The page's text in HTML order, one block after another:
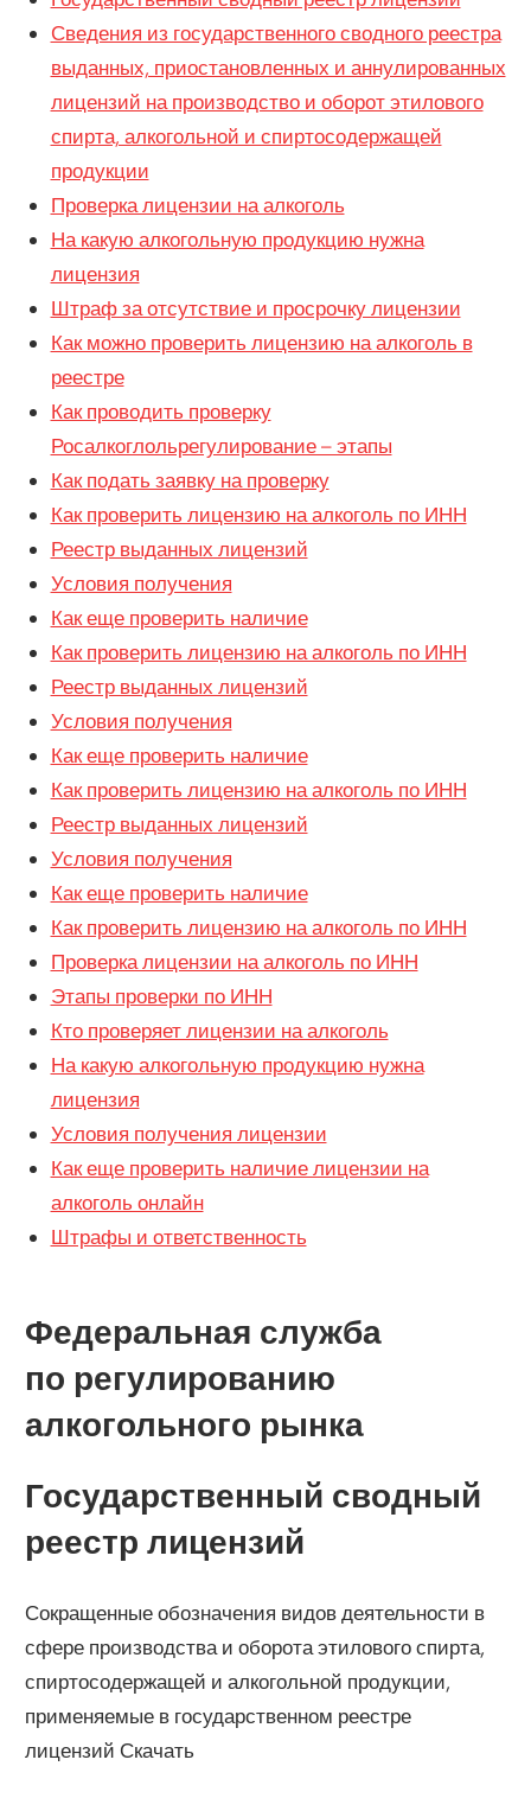
Сведения из государственного сводного реестра
выданных, приостановленных и аннулированных
лицензий на производство и оборот этилового
спирта, алкогольной и спиртосодержащей
продукции
Проверка лицензии на алкоголь
На какую алкогольную продукцию нужна
лицензия
Штраф за отсутствие и просрочку лицензии
Как можно проверить лицензию на алкоголь в
реестре
Как проводить проверку
Росалкоглольрегулирование – этапы
Как подать заявку на проверку
Как проверить лицензию на алкоголь по ИНН
Реестр выданных лицензий
Условия получения
Как еще проверить наличие
Как проверить лицензию на алкоголь по ИНН
Реестр выданных лицензий
Условия получения
Как еще проверить наличие
Как проверить лицензию на алкоголь по ИНН
Реестр выданных лицензий
Условия получения
Как еще проверить наличие
Как проверить лицензию на алкоголь по ИНН
Проверка лицензии на алкоголь по ИНН
Этапы проверки по ИНН
Кто проверяет лицензии на алкоголь
На какую алкогольную продукцию нужна
лицензия
Условия получения лицензии
Как еще проверить наличие лицензии на
алкоголь онлайн
Штрафы и ответственность
Федеральная служба
по регулированию
алкогольного рынка
Государственный сводный
реестр лицензий
Сокращенные обозначения видов деятельности в
сфере производства и оборота этилового спирта,
спиртосодержащей и алкогольной продукции,
применяемые в государственном реестре
лицензий Скачать